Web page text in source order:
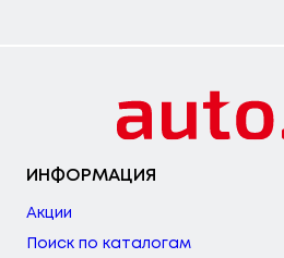
ИНФОРМАЦИЯ
Акции
Поиск по каталогам